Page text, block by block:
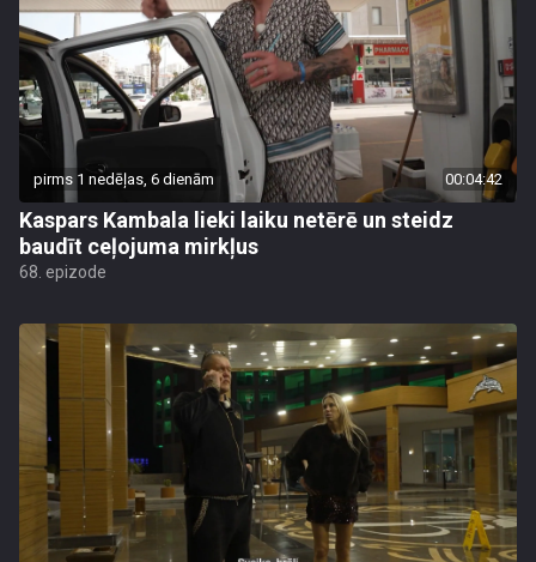
pirms 1 nedēļas, 6 dienām 00:04:42
Kaspars Kambala lieki laiku netērē un steidz
baudīt ceļojuma mirkļus
68. epizode